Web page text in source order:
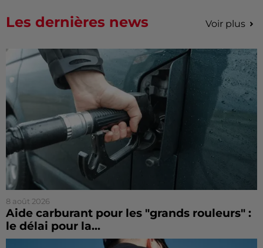
Les dernières news Voir plus
8 août 2026
Aide carburant pour les "grands rouleurs" :
le délai pour la...